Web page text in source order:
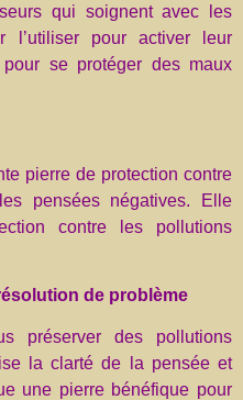
qui soignent avec les
l’utiliser pour activer leur
se protéger des maux
pierre de protection contre
pensées négatives. Elle
contre les pollutions
de problème
préserver des pollutions
la clarté de la pensée et
une pierre bénéfique pour